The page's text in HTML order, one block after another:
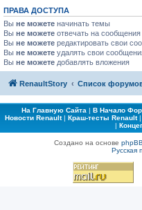
ПРАВА ДОСТУПА
Вы не можете начинать темы
Вы не можете отвечать на сообщения
Вы не можете редактировать свои
Вы не можете удалять свои
Вы не можете добавлять вложения
RenaultStory Список
На Главную Сайта | В Начало
Новости Renault| Краш-тесты Renault|
|
Создано на основе phpBB
Русская